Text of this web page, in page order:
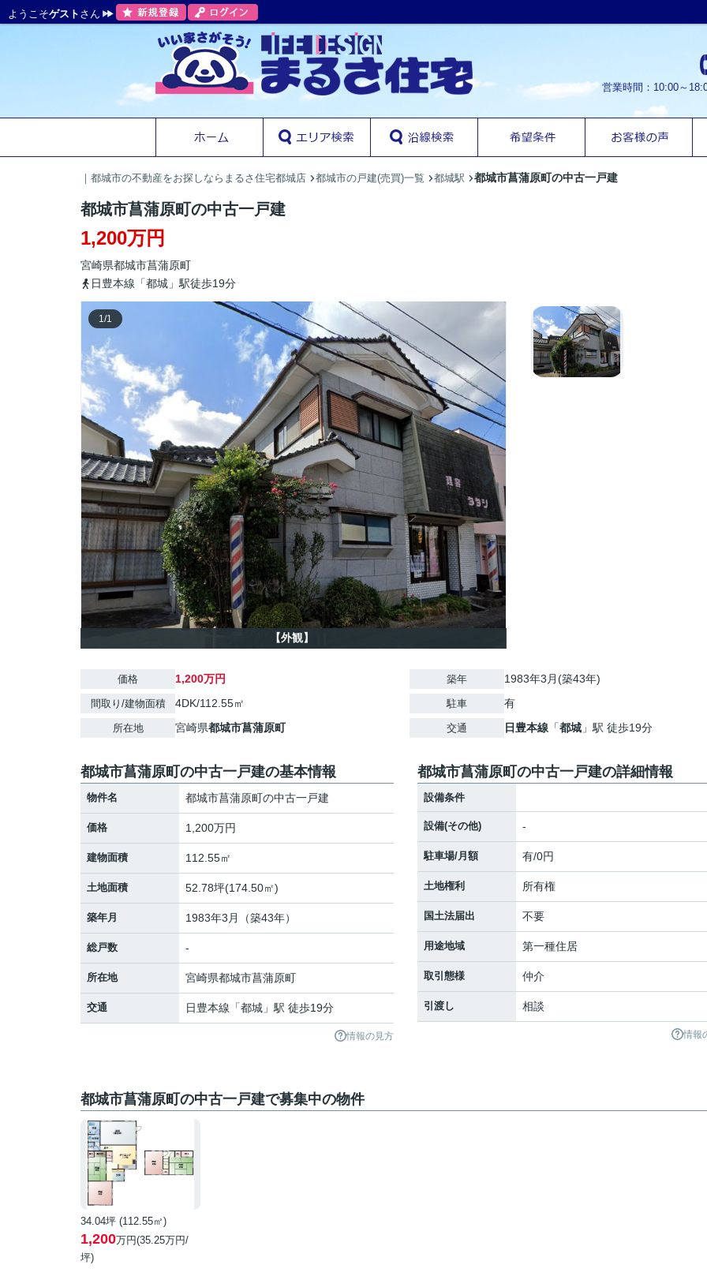
ようこそゲスト さん
営業時間：10:00～
｜都城市の不動産をお探しならまるさ住宅都城店 都城市の戸建(売買)一覧 都城駅 都城市菖蒲原町の中古一戸建
都城市菖蒲原町の中古一戸建
1,200万円
宮崎県都城市菖蒲原町
日豊本線「都城」駅徒歩19分
1/1
【外観】
価格 1,200万円
間取り/建物面積 4DK/112.55㎡
所在地 宮崎県都城市菖蒲原町
築年 1983年3月(築43年)
駐車 有
交通 日豊本線 「都城 」駅 徒歩19分
都城市菖蒲原町の中古一戸建の基本情報
物件名 都城市菖蒲原町の中古一戸建
価格 1,200万円
建物面積 112.55㎡
土地面積 52.78坪(174.50㎡)
築年月 1983年3月（築43年）
総戸数 -
所在地 宮崎県都城市菖蒲原町
交通 日豊本線 「都城 」駅 徒歩19分
情報の見方
都城市菖蒲原町の中古一戸建の詳細情報
設備条件
設備(その他) -
駐車場/月額 有/0円
土地権利 所有権
国土法届出 不要
用途地域 第一種住居
取引態様 仲介
引渡し 相談
情報
都城市菖蒲原町の中古一戸建で募集中の物件
34.04坪 (112.55㎡)
1,200万円(35.25万円/
坪)